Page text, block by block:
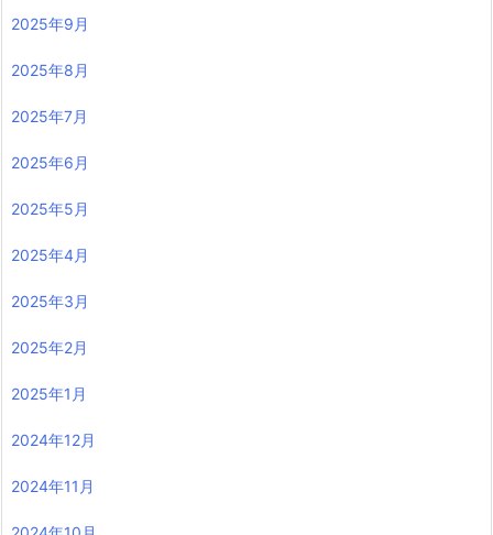
2025年9月
2025年8月
2025年7月
2025年6月
2025年5月
2025年4月
2025年3月
2025年2月
2025年1月
2024年12月
2024年11月